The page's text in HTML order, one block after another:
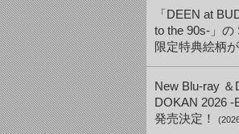
「DEEN at
to the 90s-」の
限定特典絵柄
New Blu-ray
DOKAN 2026 -
発売決定！